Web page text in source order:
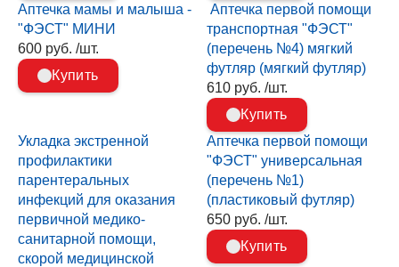
Аптечка мамы и малыша -
"ФЭСТ" МИНИ
600 руб. /шт.
Купить
Аптечка первой помощи
транспортная "ФЭСТ"
(перечень №4) мягкий
футляр (мягкий футляр)
610 руб. /шт.
Купить
Укладка экстренной
профилактики
парентеральных
инфекций для оказания
первичной медико-
санитарной помощи,
скорой медицинской
Аптечка первой помощи
"ФЭСТ" универсальная
(перечень №1)
(пластиковый футляр)
650 руб. /шт.
Купить